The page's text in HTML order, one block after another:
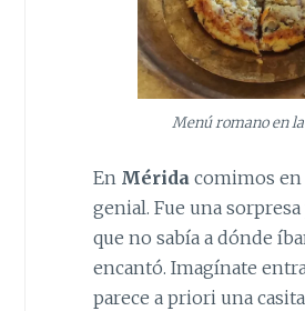
Menú romano en
EnMéridacomimos en
genial. Fue una sorpresa
que no sabía a dónde
encantó. Imagínate
parece a priori una